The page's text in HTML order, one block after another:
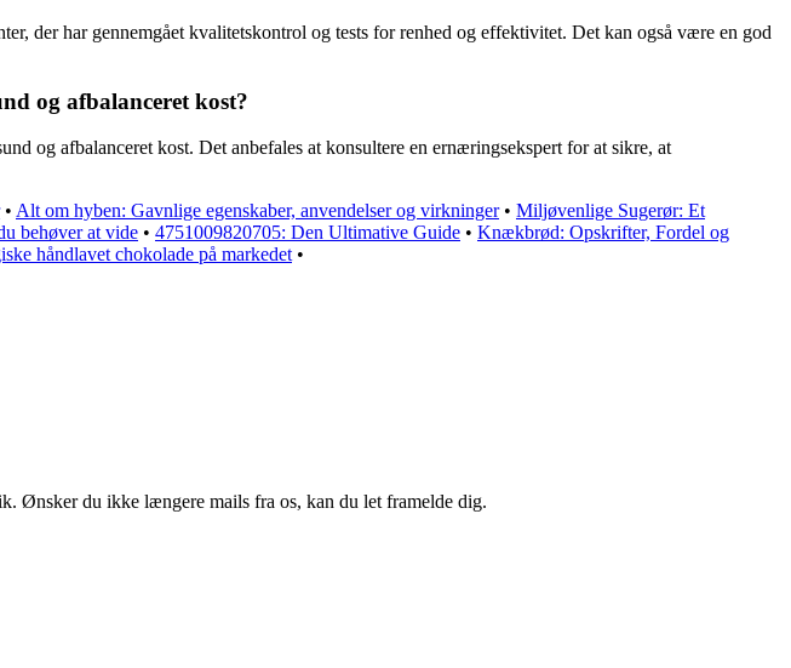
der har gennemgået kvalitetskontrol og tests for renhed og effektivitet. Det kan også være en god
og afbalanceret kost?
og afbalanceret kost. Det anbefales at konsultere en ernæringsekspert for at sikre, at
• Alt om hyben: Gavnlige egenskaber, anvendelser og virkninger• Miljøvenlige Sugerør: Et
behøver at vide • 4751009820705: Den Ultimative Guide • Knækbrød: Opskrifter, Fordel og
håndlavet chokolade på markedet •
Ønsker du ikke længere mails fra os, kan du let framelde dig.